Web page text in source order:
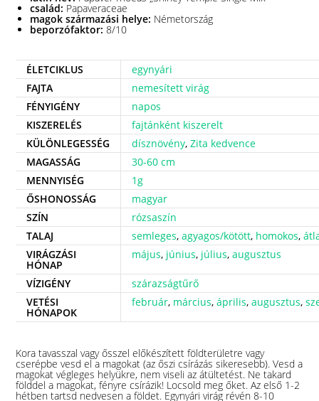
család: Papaveraceae
magok származási helye: Németország
beporzófaktor:8/10
ÉLETCIKLUS
egynyári
FAJTA
nemesített virág
FÉNYIGÉNY
napos
KISZERELÉS
fajtánként kiszerelt
KÜLÖNLEGESSÉG
dísznövény,Zita kedvence
MAGASSÁG
30-60 cm
MENNYISÉG
1g
ŐSHONOSSÁG
magyar
SZÍN
rózsaszín
TALAJ
semleges,agyagos/kötött, homokos,
VIRÁGZÁSI
HÓNAP
május, június, július,augusztus
VÍZIGÉNY
szárazságtűrő
VETÉSI
HÓNAPOK
február, március,április,augusztus,
Kora tavasszal vagy ősszel előkészített földterületre vagy
cserépbe vesd el a magokat (az őszi csírázás sikeresebb). Vesd a
magokat végleges helyükre, nem viseli az átültetést. Ne takard
földdel a magokat, fényre csírázik! Locsold meg őket. Az első 1-2
hétben tartsd nedvesen a földet. Egynyári virág révén 8-10